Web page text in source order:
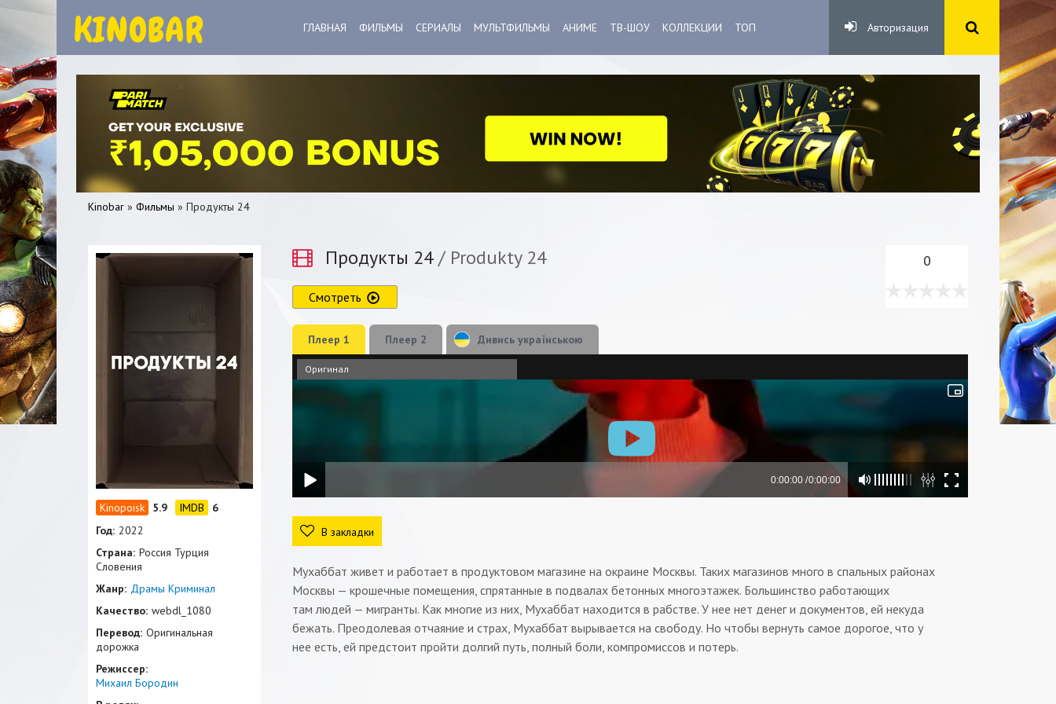
ГЛАВНАЯ ФИЛЬМЫ СЕРИАЛЫ МУЛЬТФИЛЬМЫ АНИМЕ ТВ-ШОУ КОЛЛЕКЦИИ ТОП Авторизация
Kinobar » Фильмы » Продукты 24
Продукты 24/ Produkty 24 0
Смотреть
Плеер 1 Плеер 2 Дивись українською
Оригинал
В закладки
Мухаббат живет и работает в продуктовом магазине на окраине Москвы. Таких магазинов много в спальных районах
Москвы — крошечные помещения, спрятанные в подвалах бетонных многоэтажек. Большинство работающих
там людей — мигранты. Как многие из них, Мухаббат находится в рабстве. У нее нет денег и документов, ей некуда
бежать. Преодолевая отчаяние и страх, Мухаббат вырывается на свободу. Но чтобы вернуть самое дорогое, что у
нее есть, ей предстоит пройти долгий путь, полный боли, компромиссов и потерь.
5.9
6
Год: 2022
Страна: Россия Турция
Словения
Жанр: Драмы Криминал
Качество: webdl_1080
Перевод: Оригинальная
дорожка
Режиссер:
Михаил Бородин